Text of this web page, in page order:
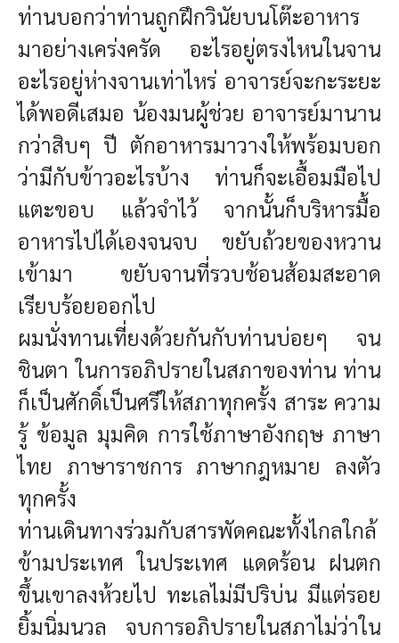
ท่านบอกว่าท่านถูกฝึกวินัยบนโต๊ะอาหาร
มาอย่างเคร่งครัด อะไรอยู่ตรงไหนในจาน
อะไรอยู่ห่างจานเท่าไหร่ อาจารย์จะกะระยะ
ได้พอดีเสมอ น้องมนผู้ช่วย อาจารย์มานาน
กว่าสิบๆ ปี ตักอาหารมาวางให้พร้อมบอก
ว่ามีกับข้าวอะไรบ้าง ท่านก็จะเอื้อมมือไป
แตะขอบ แล้วจำไว้ จากนั้นก็บริหารมื้อ
อาหารไปได้เองจนจบ ขยับถ้วยของหวาน
เข้ามา ขยับจานที่รวบช้อนส้อมสะอาด
เรียบร้อยออกไป
ผมนั่งทานเที่ยงด้วยกันกับท่านบ่อยๆ จน
ชินตาในการอภิปรายในสภาของท่าน ท่าน
ก็เป็นศักดิ์เป็นศรีให้สภาทุกครั้ง สาระ ความ
รู้ ข้อมูล มุมคิด การใช้ภาษาอังกฤษ ภาษา
ไทย ภาษาราชการ ภาษากฎหมาย ลงตัว
ทุกครั้ง
ท่านเดินทางร่วมกับสารพัดคณะทั้งไกลใกล้
ข้ามประเทศ ในประเทศ แดดร้อน ฝนตก
ขึ้นเขาลงห้วยไป ทะเลไม่มีปริบ่น มีแต่รอย
ยิ้มนิ่มนวล จบการอภิปรายในสภาไม่ว่าใน